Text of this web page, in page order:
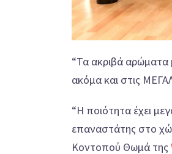
“Τα ακριβά αρώματα
ακόμα και στις
“Η ποιότητα έχει
επαναστάτης στο
Κοντοπού Θωμά της